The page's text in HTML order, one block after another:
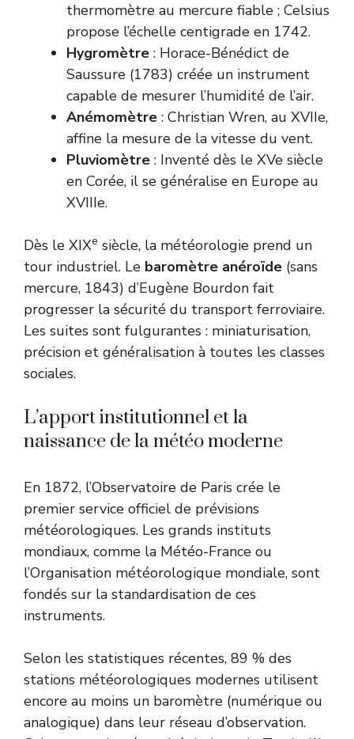
thermomètre au mercure fiable ; Celsius
propose l’échelle centigrade en 1742.
Hygromètre : Horace-Bénédict de
Saussure (1783) créée un instrument
capable de mesurer l’humidité de l’air.
Anémomètre : Christian Wren, au XVIIe,
affine la mesure de la vitesse du vent.
Pluviomètre : Inventé dès le XVe siècle
en Corée, il se généralise en Europe au
XVIIIe.
Dès le XIXe siècle, la météorologie prend un
tour industriel. Le baromètre anéroïde (sans
mercure, 1843) d’Eugène Bourdon fait
progresser la sécurité du transport ferroviaire.
Les suites sont fulgurantes : miniaturisation,
précision et généralisation à toutes les classes
sociales.
L’apport institutionnel et la
naissance de la météo moderne
En 1872, l’Observatoire de Paris crée le
premier service officiel de prévisions
météorologiques. Les grands instituts
mondiaux, comme la Météo-France ou
l’Organisation météorologique mondiale, sont
fondés sur la standardisation de ces
instruments.
Selon les statistiques récentes, 89 % des
stations météorologiques modernes utilisent
encore au moins un baromètre (numérique ou
analogique) dans leur réseau d’observation.